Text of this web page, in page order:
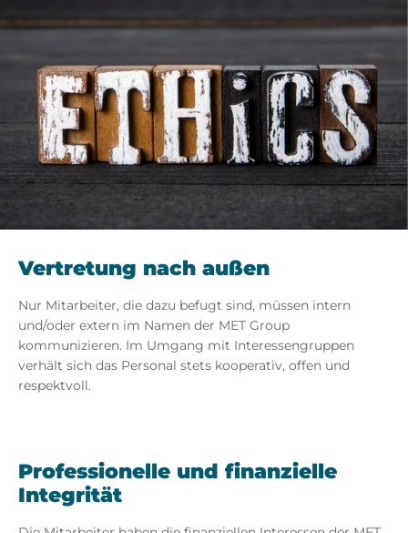
Vertretung nach außen
Nur Mitarbeiter, die dazu befugt sind, müssen intern
und/oder extern im Namen der MET Group
kommunizieren. Im Umgang mit Interessengruppen
verhält sich das Personal stets kooperativ, offen und
respektvoll.
Professionelle und finanzielle
Integrität